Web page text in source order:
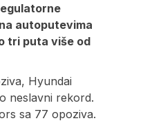
autoputevima
tri puta više od
Hyundai
neslavni rekord.
sa 77 opoziva.